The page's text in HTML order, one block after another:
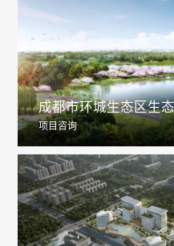
成都市环城生态区生
项目咨询